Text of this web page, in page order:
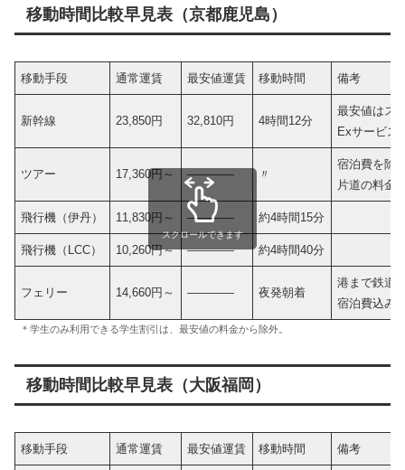
移動時間比較早見表（京都鹿児島）
移動手段 通常運賃 最安値運賃 移動時間 備考
新幹線 23,850円 32,810円 4時間12分
最安値はス
Exサービス
ツアー 17,360円～ ———— 〃
宿泊費を除
片道の料金
飛行機（伊丹） 11,830円～ ———— 約4時間15分
飛行機（LCC） 10,260円～ ———— 約4時間40分
フェリー 14,660円～ ———— 夜発朝着
港まで鉄道
宿泊費込み
スクロールできます
＊学生のみ利用できる学生割引は、最安値の料金から除外。
移動時間比較早見表（大阪福岡）
移動手段 通常運賃 最安値運賃 移動時間 備考